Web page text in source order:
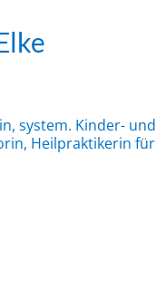
system. Kinder- und
Heilpraktikerin für